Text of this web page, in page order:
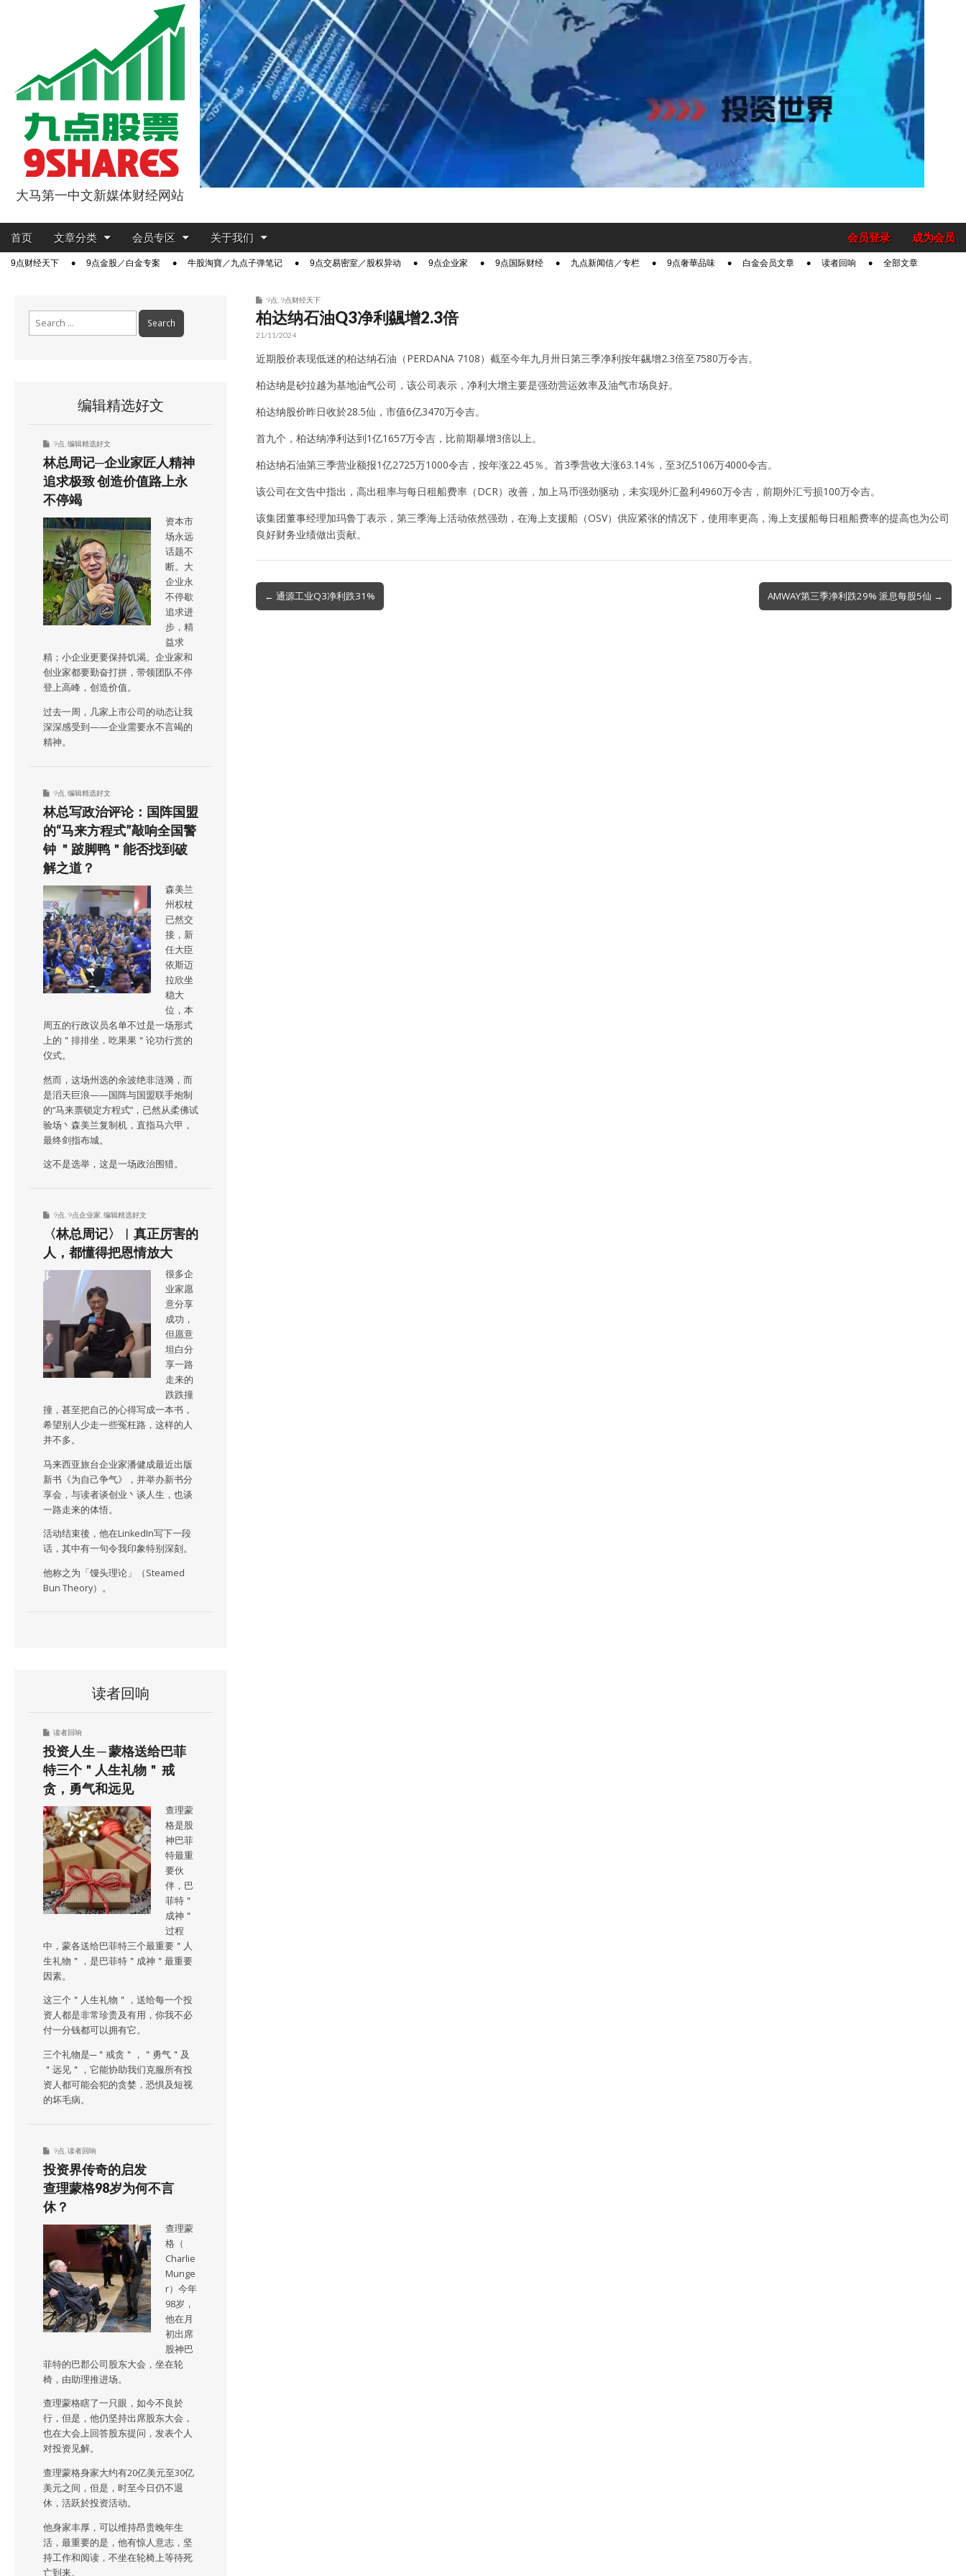
9点股票
大马第一中文新媒体财经网站
Main
Skip
content
首页 文章分类 会员专区 关于我们 成为会员
会员登录
Sub9点财经天下 9点金股／白金专案 牛股淘寶／九点子弹笔记 9点交易密室／股权异动 9点企业家 9点国际财经 九点新闻信／专栏 9点奢華品味 白金会员文章 读者回响 全部文章
9点 9点财经天下
柏达纳石油Q3净利飊增2.3倍
21/11/2024
近期股价表现低迷的柏达纳石油（PERDANA 7108）截至今年九月卅日第三季净利按年飊增2.3倍至7580万令吉。
柏达纳是砂拉越为基地油气公司，该公司表示，净利大增主要是强劲营运效率及油气市场良好。
柏达纳股价昨日收於28.5仙，市值6亿3470万令吉。
首九个，柏达纳净利达到1亿1657万令吉，比前期暴增3倍以上。
柏达纳石油第三季营业额报1亿2725万1000令吉，按年涨22.45％。首3季营收大涨63.14％，至3亿5106万4000令吉。
该公司在文告中指出，高出租率与每日租船费率（DCR）改善，加上马币强劲驱动，未实现外汇盈利4960万令吉，前期外汇亏损100万令吉。
该集团董事经理加玛鲁丁表示，第三季海上活动依然强劲，在海上支援船（OSV）供应紧张的情况下，使用率更高，海上支援船每日租船费率的提高也为公司
良好财务业绩做出贡献。
Post
navigation
← 通源工业Q3净利跌31% AMWAY第三季净利跌29% 派息每股5仙 →
编辑精选好文
9点 编辑精选好文
林总周记─企业家匠人精神
追求极致 创造价值路上永
不停竭
资本市
场永远
话题不
断。大
企业永
不停歇
追求进
步，精
益求
精；小企业更要保持饥渴。企业家和
创业家都要勤奋打拼，带领团队不停
登上高峰，创造价值。
过去一周，几家上市公司的动态让我
深深感受到——企业需要永不言竭的
精神。
9点 编辑精选好文
林总写政治评论：国阵国盟
的“马来方程式”敲响全国警
钟 ＂跛脚鸭＂能否找到破
解之道？
森美兰
州权杖
已然交
接，新
任大臣
依斯迈
拉欣坐
稳大
位，本
周五的行政议员名单不过是一场形式
上的＂排排坐，吃果果＂论功行赏的
仪式。
然而，这场州选的余波绝非涟漪，而
是滔天巨浪——国阵与国盟联手炮制
的“马来票锁定方程式”，已然从柔佛试
验场丶森美兰复制机，直指马六甲，
最终剑指布城。
这不是选举，这是一场政治围猎。
9点 9点企业家 编辑精选好文
〈林总周记〉︱真正厉害的
人，都懂得把恩情放大
很多企
业家愿
意分享
成功，
但愿意
坦白分
享一路
走来的
跌跌撞
撞，甚至把自己的心得写成一本书，
希望别人少走一些冤枉路，这样的人
并不多。
马来西亚旅台企业家潘健成最近出版
新书《为自己争气》，并举办新书分
享会，与读者谈创业丶谈人生，也谈
一路走来的体悟。
活动结束後，他在LinkedIn写下一段
话，其中有一句令我印象特别深刻。
他称之为「馒头理论」（Steamed
Bun Theory）。
读者回响
读者回响
投资人生 ─ 蒙格送给巴菲
特三个＂人生礼物＂ 戒
贪，勇气和远见
查理蒙
格是股
神巴菲
特最重
要伙
伴，巴
菲特＂
成神＂
过程
中，蒙各送给巴菲特三个最重要＂人
生礼物＂，是巴菲特＂成神＂最重要
因素。
这三个＂人生礼物＂，送给每一个投
资人都是非常珍贵及有用，你我不必
付一分钱都可以拥有它。
三个礼物是─＂戒贪＂，＂勇气＂及
＂远见＂，它能协助我们克服所有投
资人都可能会犯的贪婪，恐惧及短视
的坏毛病。
9点 读者回响
投资界传奇的启发
查理蒙格98岁为何不言
休？
查理蒙
格（
Charlie
Munge
r）今年
98岁，
他在月
初出席
股神巴
菲特的巴郡公司股东大会，坐在轮
椅，由助理推进场。
查理蒙格瞎了一只眼，如今不良於
行，但是，他仍坚持出席股东大会，
也在大会上回答股东提问，发表个人
对投资见解。
查理蒙格身家大约有20亿美元至30亿
美元之间，但是，时至今日仍不退
休，活跃於投资活动。
他身家丰厚，可以维持昂贵晚年生
活，最重要的是，他有惊人意志，坚
持工作和阅读，不坐在轮椅上等待死
亡到来。